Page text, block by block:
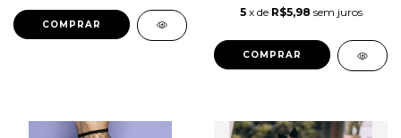
5 x de R$5,98 sem juros